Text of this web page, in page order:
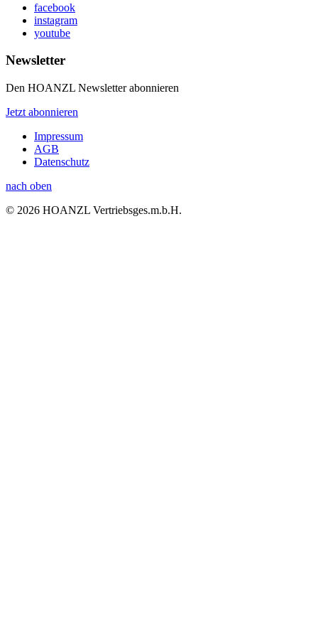
facebook
instagram
youtube
Newsletter
Den HOANZL Newsletter abonnieren
Jetzt abonnieren
Impressum
AGB
Datenschutz
nach oben
© 2026 HOANZL Vertriebsges.m.b.H.